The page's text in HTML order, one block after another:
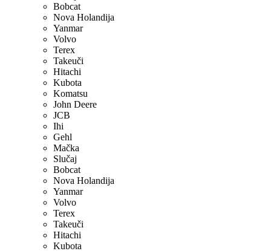
Bobcat
Nova Holandija
Yanmar
Volvo
Terex
Takeuči
Hitachi
Kubota
Komatsu
John Deere
JCB
Ihi
Gehl
Mačka
Slučaj
Bobcat
Nova Holandija
Yanmar
Volvo
Terex
Takeuči
Hitachi
Kubota